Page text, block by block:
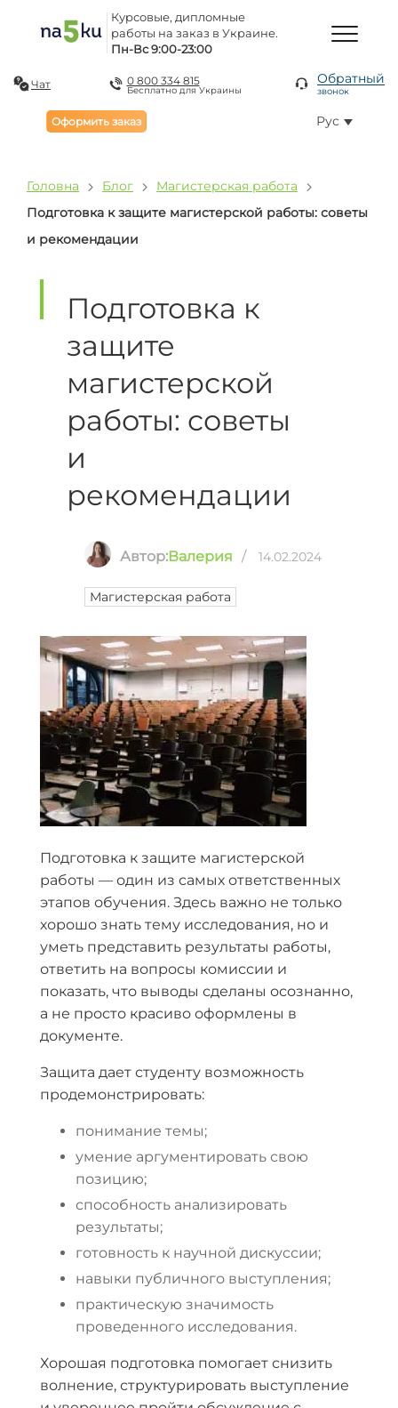
Курсовые, дипломные
работы на заказ в Украине.
Пн-Вс 9:00-23:00
Чат 0 800 334 815
Бесплатно для Украины
Обратный
звонок
Оформить заказ Рус
Головна Блог
Магистерская работа
Подготовка к защите магистерской работы: советы
и рекомендации
Подготовка к
защите
магистерской
работы: советы
и
рекомендации
Автор:Валерия / 14.02.2024
Магистерская работа
Подготовка к защите магистерской
работы — один из самых ответственных
этапов обучения. Здесь важно не только
хорошо знать тему исследования, но и
уметь представить результаты работы,
ответить на вопросы комиссии и
показать, что выводы сделаны осознанно,
а не просто красиво оформлены в
документе.
Защита дает студенту возможность
продемонстрировать:
понимание темы;
умение аргументировать свою
позицию;
способность анализировать
результаты;
готовность к научной дискуссии;
навыки публичного выступления;
практическую значимость
проведенного исследования.
Хорошая подготовка помогает снизить
волнение, структурировать выступление